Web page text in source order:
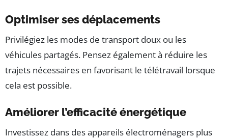
Optimiser ses déplacements
Privilégiez les modes de transport doux ou les
véhicules partagés. Pensez également à réduire les
trajets nécessaires en favorisant le télétravail lorsque
cela est possible.
Améliorer l’efficacité énergétique
Investissez dans des appareils électroménagers plus